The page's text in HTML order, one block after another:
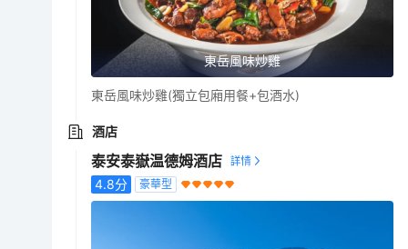
東岳風味炒雞
東岳風味炒雞(獨立包廂用餐+包酒水)
酒店
泰安泰嶽温德姆酒店
4.8分 豪華型